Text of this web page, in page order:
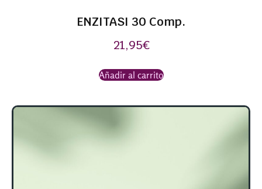
ENZITASI 30 Comp.
21,95€
Añadir al carrito